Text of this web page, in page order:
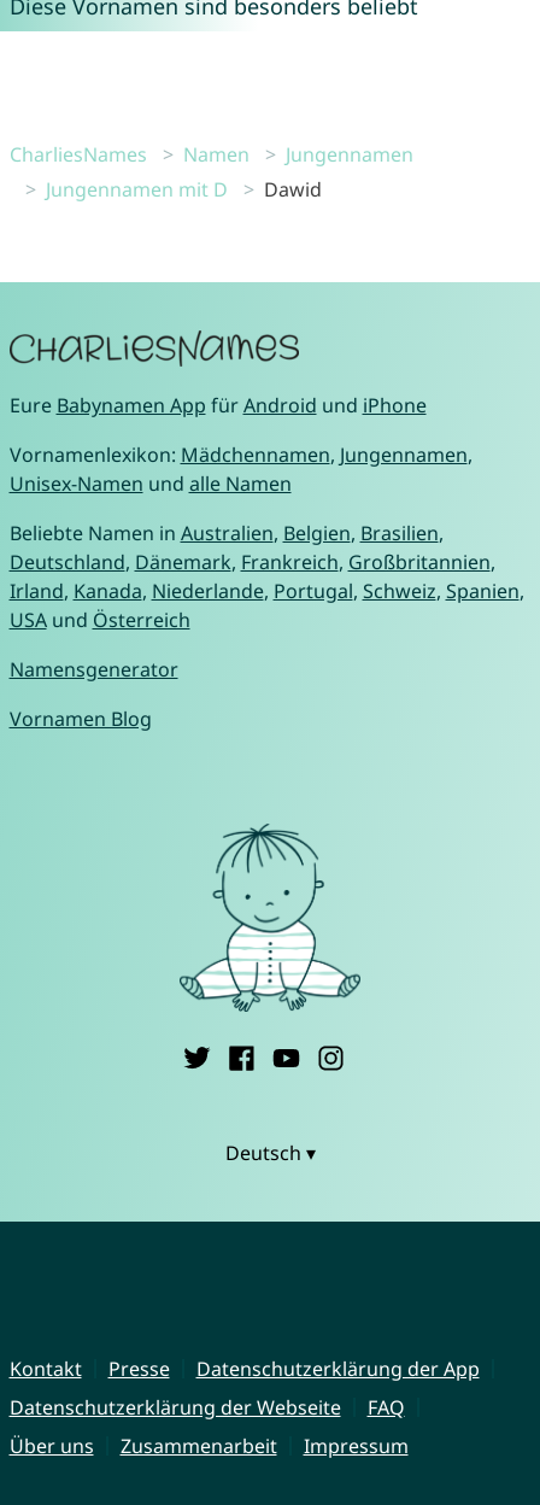
CharliesNames Namen
Jungennamen
Jungennamen mit D
Dawid
Eure Babynamen App fürAndroid und iPhone
Vornamenlexikon: Mädchennamen, Jungennamen,
Unisex-Namen und alle Namen
Beliebte Namen in Australien, Belgien, Brasilien,
Deutschland, Dänemark, Frankreich, Großbritannien,
Irland, Kanada, Niederlande, Portugal, Schweiz, Spanien,
USAund Österreich
Namensgenerator
Vornamen Blog
Deutsch ▾
Kontakt Presse
Datenschutzerklärung der App
Datenschutzerklärung der Webseite
FAQ
Über uns
Zusammenarbeit Impressum